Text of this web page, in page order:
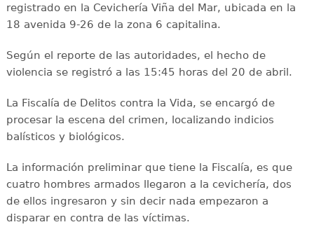
registrado en la Cevichería Viña del Mar, ubicada en la
18 avenida 9-26 de la zona 6 capitalina.
Según el reporte de las autoridades, el hecho de
violencia se registró a las 15:45 horas del 20 de abril.
La Fiscalía de Delitos contra la Vida, se encargó de
procesar la escena del crimen, localizando indicios
balísticos y biológicos.
La información preliminar que tiene la Fiscalía, es que
cuatro hombres armados llegaron a la cevichería, dos
de ellos ingresaron y sin decir nada empezaron a
disparar en contra de las víctimas.